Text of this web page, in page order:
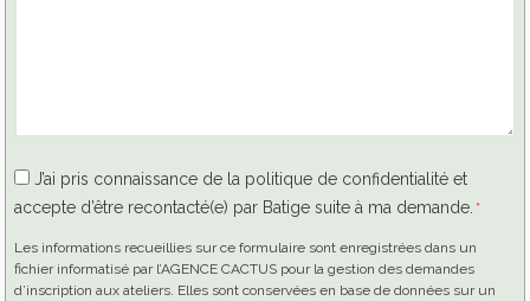
RGPD
*
J’ai pris connaissance de la politique de confidentialité et
accepte d’être recontacté(e) par Batige suite à ma demande. *
Les informations recueillies sur ce formulaire sont enregistrées dans un
fichier informatisé par l’AGENCE CACTUS pour la gestion des demandes
d’inscription aux ateliers. Elles sont conservées en base de données sur un